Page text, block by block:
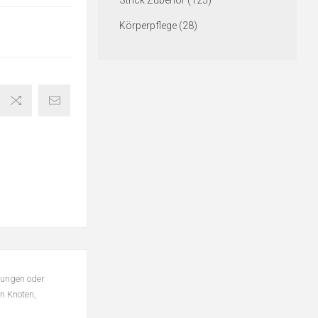
oder
Knoten,
Körperpflege (28)